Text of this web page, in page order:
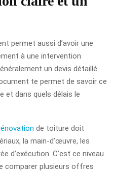
permet aussi d’avoir une
à une intervention
un devis détaillé
te permet de savoir ce
et dans quels délais le
de toiture doit
la main-d’œuvre, les
d’exécution. C’est ce niveau
comparer plusieurs offres